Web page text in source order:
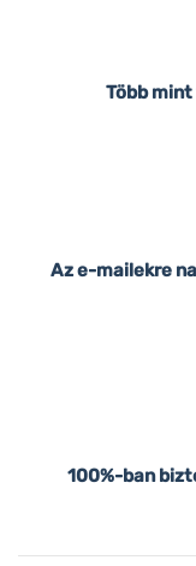
Több
Az e-mailekre
100%-ban